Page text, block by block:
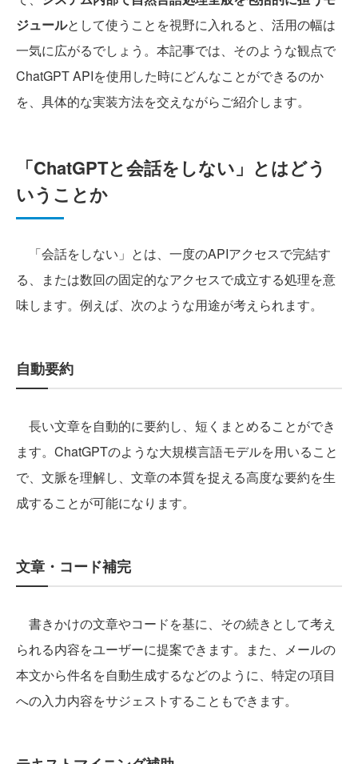
ジュールとして使うことを視野に入れると、活用の幅は
一気に広がるでしょう。本記事では、そのような観点で
ChatGPT APIを使用した時にどんなことができるのか
を、具体的な実装方法を交えながらご紹介します。
「ChatGPTと会話をしない」とはどう
いうことか
「会話をしない」とは、一度のAPIアクセスで完結す
る、または数回の固定的なアクセスで成立する処理を意
味します。例えば、次のような用途が考えられます。
自動要約
長い文章を自動的に要約し、短くまとめることができ
ます。ChatGPTのような大規模言語モデルを用いること
で、文脈を理解し、文章の本質を捉える高度な要約を生
成することが可能になります。
文章・コード補完
書きかけの文章やコードを基に、その続きとして考え
られる内容をユーザーに提案できます。また、メールの
本文から件名を自動生成するなどのように、特定の項目
への入力内容をサジェストすることもできます。